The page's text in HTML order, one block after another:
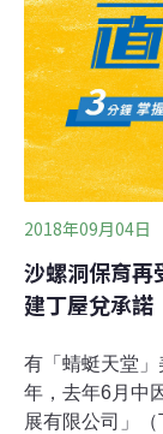
2018年09月04日
沙螺洞保育再
建丁屋兌承諾
有「蜻蜓天堂
年，去年6月中
展有限公司」